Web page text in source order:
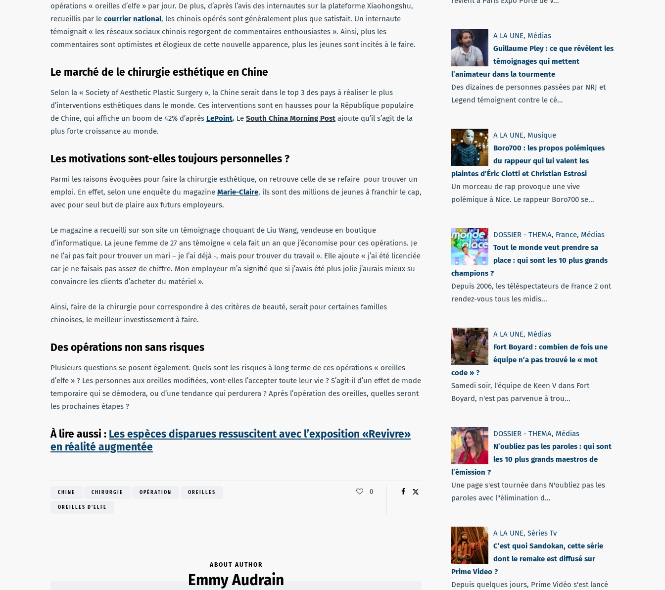
opérations « oreilles d’elfe » par jour. De plus, d’après l’avis des internautes sur la plateforme Xiaohongshu,
recueillis par le courrier national, les chinois opérés sont généralement plus que satisfait. Un internaute
témoignait « les réseaux sociaux chinois regorgent de commentaires enthousiastes ». Ainsi, plus les
commentaires sont optimistes et élogieux de cette nouvelle apparence, plus les jeunes sont incités à le faire.
Le marché de le chirurgie esthétique en Chine
Selon la « Society of Aesthetic Plastic Surgery », la Chine serait dans le top 3 des pays à réaliser le plus
d’interventions esthétiques dans le monde. Ces interventions sont en hausses pour la République populaire
de Chine, qui affiche un boom de 42% d’après LePoint. Le South China Morning Post ajoute qu’il s’agit de la
plus forte croissance au monde.
Les motivations sont-elles toujours personnelles ?
Parmi les raisons évoquées pour faire la chirurgie esthétique, on retrouve celle de se refaire pour trouver un
emploi. En effet, selon une enquête du magazine Marie-Claire, ils sont des millions de jeunes à franchir le cap,
avec pour seul but de plaire aux futurs employeurs.
Le magazine a recueilli sur son site un témoignage choquant de Liu Wang, vendeuse en boutique
d’informatique. La jeune femme de 27 ans témoigne « cela fait un an que j’économise pour ces opérations. Je
ne l’ai pas fait pour trouver un mari – je l’ai déjà -, mais pour trouver du travail ». Elle ajoute « j’ai été licenciée
car je ne faisais pas assez de chiffre. Mon employeur m’a signifié que si j’avais été plus jolie j’aurais mieux su
convaincre les clients d’acheter du matériel ».
Ainsi, faire de la chirurgie pour correspondre à des critères de beauté, serait pour certaines familles
chinoises, le meilleur investissement à faire.
Des opérations non sans risques
Plusieurs questions se posent également. Quels sont les risques à long terme de ces opérations « oreilles
d’elfe » ? Les personnes aux oreilles modifiées, vont-elles l’accepter toute leur vie ? S’agit-il d’un effet de mode
temporaire qui se démodera, ou d’une tendance qui perdurera ? Après l’opération des oreilles, quelles seront
les prochaines étapes ?
À lire aussi : Les espèces disparues ressuscitent avec l’exposition «Revivre»
en réalité augmentée
CHINE CHIRURGIE OPÉRATION OREILLES
OREILLES D'ELFE
0
ABOUT AUTHOR
Emmy Audrain
A LA UNE, Médias
Guillaume Pley : ce que révèlent les
témoignages qui mettent
l’animateur dans la tourmente
Des dizaines de personnes passées par NRJ et
Legend témoignent contre le cé...
A LA UNE, Musique
Boro700 : les propos polémiques
du rappeur qui lui valent les
plaintes d’Éric Ciotti et Christian Estrosi
Un morceau de rap provoque une vive
polémique à Nice. Le rappeur Boro700 se...
DOSSIER - THEMA, France, Médias
Tout le monde veut prendre sa
place : qui sont les 10 plus grands
champions ?
Depuis 2006, les téléspectateurs de France 2 ont
rendez-vous tous les midis...
A LA UNE, Médias
Fort Boyard : combien de fois une
équipe n’a pas trouvé le « mot
code » ?
Samedi soir, l'équipe de Keen V dans Fort
Boyard, n'est pas parvenue à trou...
DOSSIER - THEMA, Médias
N’oubliez pas les paroles : qui sont
les 10 plus grands maestros de
l’émission ?
Une page s'est tournée dans N'oubliez pas les
paroles avec l''élimination d...
A LA UNE, Séries Tv
C’est quoi Sandokan, cette série
dont le remake est diffusé sur
Prime Video ?
Depuis quelques jours, Prime Vidéo s'est lancé